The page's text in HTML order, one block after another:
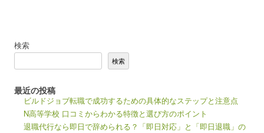
検索
検索
最近の投稿
ビルドジョブ転職で成功するための具体的なステップと注意点
N高等学校 口コミからわかる特徴と選び方のポイント
退職代行なら即日で辞められる？「即日対応」と「即日退職」の